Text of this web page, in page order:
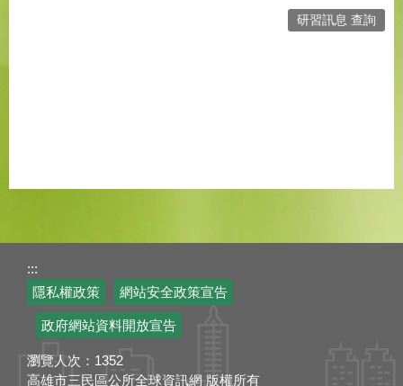
研習訊息 查詢
:::
隱私權政策
網站安全政策宣告
政府網站資料開放宣告
瀏覽人次： 1352
高雄市三民區公所全球資訊網 版權所有